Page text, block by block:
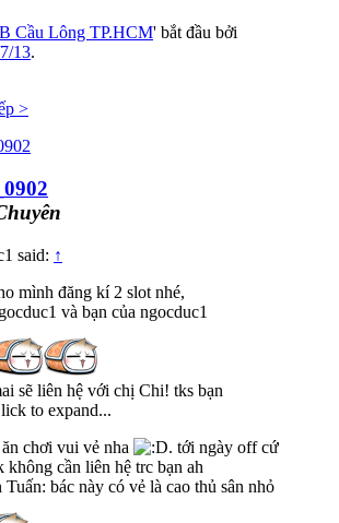
Cầu Lông TP.HCM' bắt đầu bởi
13.
>
said: ↑
mình đăng kí 2 slot nhé,
và bạn của ngocduc1
sẽ liên hệ với chị Chi! tks bạn
to expand...
chơi vui vẻ nha
. tới ngày off cứ
không cần liên hệ trc bạn ah
Tuấn: bác này có vẻ là cao thủ sân nhỏ